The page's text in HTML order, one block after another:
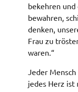
bekehren und
bewahren,
denken,
Frau zu
waren.“
Jeder
jedes Herz ist